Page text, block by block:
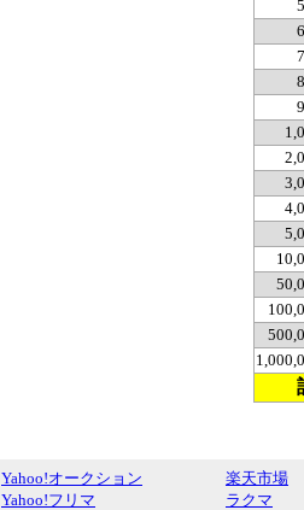
Yahoo!オークション
Yahoo!フリマ
楽天市場
ラクマ